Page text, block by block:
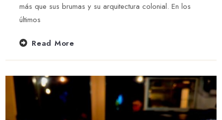
más que sus brumas y su arquitectura colonial. En los
últimos
Read More